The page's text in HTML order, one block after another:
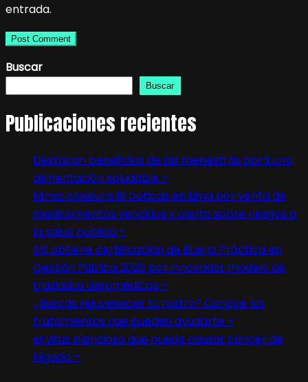
entrada.
Buscar
Buscar
Publicaciones recientes
Destacan beneficios de las menestras para una
alimentación saludable –
Minsa clausura 18 boticas en Lima por venta de
medicamentos vencidos y alerta sobre riesgos a
la salud pública –
SIS obtiene certificación de Buena Práctica en
Gestión Pública 2026 por innovador modelo de
traslados aeromédicos –
¿Buscas rejuvenecer tu rostro? Conoce los
tratamientos que pueden ayudarte –
el virus silencioso que puede causar cáncer de
hígado –